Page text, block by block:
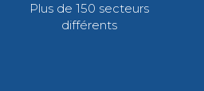
Plus de 150 secteurs
différents